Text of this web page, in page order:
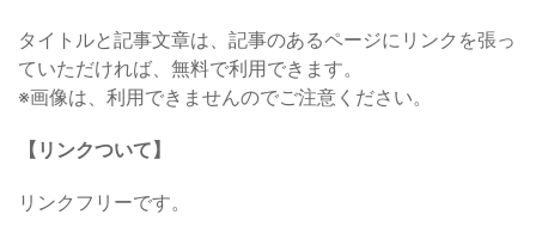
タイトルと記事文章は、記事のあるページにリンクを張っ
ていただければ、無料で利用できます。
※画像は、利用できませんのでご注意ください。
【リンクついて】
リンクフリーです。